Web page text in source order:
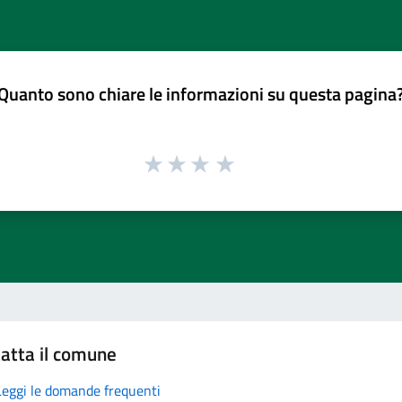
sono chiare le informazioni su questa
il comune
le domande frequenti